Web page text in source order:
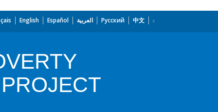
English Español العربية Русский 中文